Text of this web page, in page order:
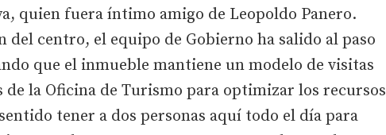
quien fuera íntimo amigo de Leopoldo Panero.
del centro, el equipo de Gobierno ha salido al paso
que el inmueble mantiene un modelo de visitas
de la Oficina de Turismo para optimizar los recursos
tener a dos personas aquí todo el día para